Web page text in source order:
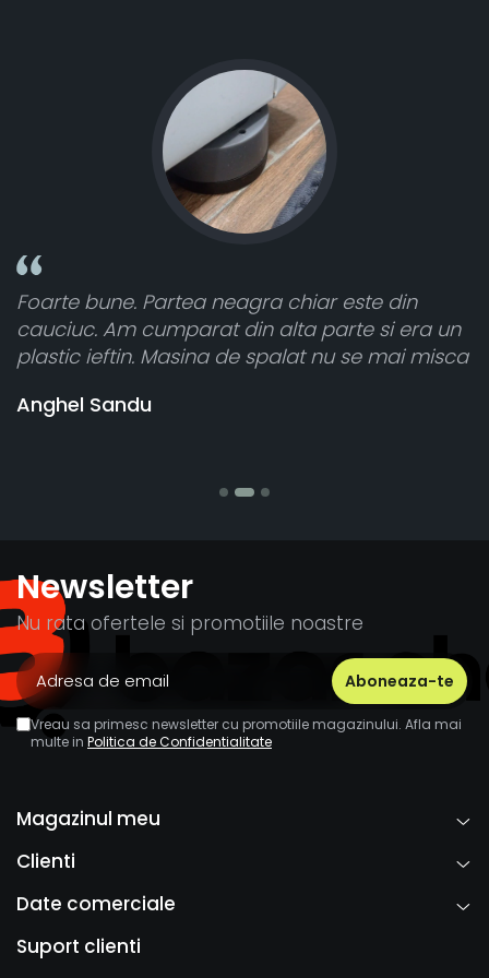
Partea neagra chiar este din
cumparat din alta parte si era un
Masina de spalat nu se mai misca
Toate sunt
atât de
cele 8
Newsletter
Nu rata ofertele si promotiile noastre
Vreau sa primesc newsletter cu promotiile magazinului. Afla mai
multe in Politica de Confidentialitate
Magazinul meu
Clienti
Date comerciale
Suport clienti